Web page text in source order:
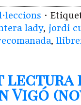
·
lady, jordi
,
lectura
Vigó